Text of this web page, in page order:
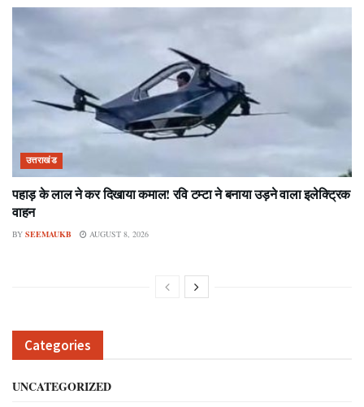
उत्तराखंड
पहाड़ के लाल ने कर दिखाया कमाल! रवि टम्टा ने बनाया उड़ने वाला इलेक्ट्रिक
वाहन
BY SEEMAUKB AUGUST 8, 2026
Categories
UNCATEGORIZED